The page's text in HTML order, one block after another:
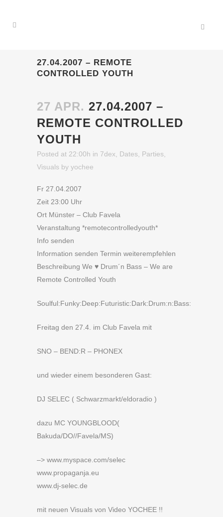
27.04.2007 – REMOTE
CONTROLLED YOUTH
27 APR. 27.04.2007 –
REMOTE CONTROLLED
YOUTH
Posted at 22:00h in 7dex Dates Parties
Visuals by yochee
Fr 27.04.2007
Zeit 23:00 Uhr
Ort Münster – Club Favela
Veranstaltung *remotecontrolledyouth*
Info senden
Information senden Termin weiterempfehlen
Beschreibung We ♥ Drum´n Bass – We are
Remote Controlled Youth
Soulful:Funky:Deep:Futuristic:Dark:Drum:n:Bass:
Freitag den 27.4. im Club Favela mit
SNO – BEND:R – PHONEX
und wieder einem besonderen Gast:
DJ SELEC ( Schwarzmarkt/eldoradio )
dazu MC YOUNGBLOOD(
Bakuda/DO//Favela/MS)
–> www.myspace.com/selec
www.propaganja.eu
www.dj-selec.de
mit neuen Visuals von Video YOCHEE !!